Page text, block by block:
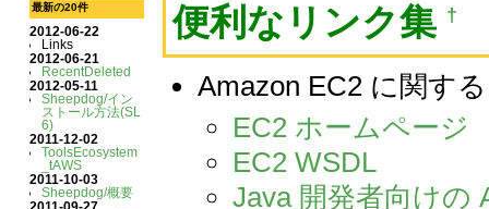
最新の20件
2012-06-22
Links
2012-06-21
RecentDeleted
2012-05-11
Sheepdog/イン
ストール方法(SL
6)
2011-12-02
ToolsEcosystem
_tAWS
2011-10-03
Sheepdog/概要
2011-09-27
便利なリンク集 †
Amazon EC2 に関す
EC2 ホームページ
EC2 WSDL
Java 開発者向けの